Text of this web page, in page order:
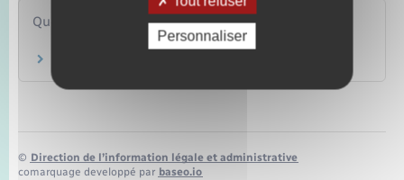
Questions ? Réponses !
© Direction de l’information légale et administrative
comarquage developpé par baseo.io
Personnaliser